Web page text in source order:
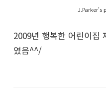
J.Parker's
2009년 행복한 어린이집
였음^^/